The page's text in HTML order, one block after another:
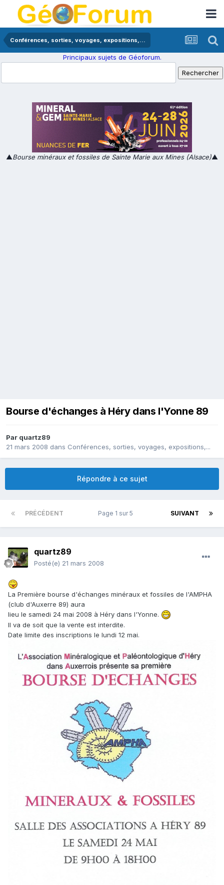
Conférences, sorties, voyages, expositions,...
Principaux sujets de Géoforum.
▲Bourse minéraux et fossiles de Sainte Marie aux Mines (Alsace)▲
Bourse d'échanges à Héry dans l'Yonne 89
Par quartz89
21 mars 2008 dans Conférences, sorties, voyages, expositions,...
Répondre à ce sujet
PRÉCÉDENT SUIVANT
Page 1 sur 5
quartz89
Posté(e) 21 mars 2008
La Première bourse d'échanges minéraux et fossiles de l'AMPHA
(club d'Auxerre 89) aura
lieu le samedi 24 mai 2008 à Héry dans l'Yonne.
Il va de soit que la vente est interdite.
Date limite des inscriptions le lundi 12 mai.